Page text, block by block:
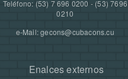
Teléfono: (53) 7 696 0200 - (53) 7696
0210
e-Mail: gecons@cubacons.cu
Enalces externos